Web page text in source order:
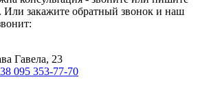
закажите обратный звонок и наш
Гавела, 23
095 353-77-70